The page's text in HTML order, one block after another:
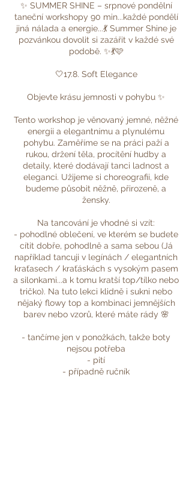
✨ SUMMER SHINE – srpnové pondělní
taneční workshopy 90 min...každé pondělí
jiná nálada a energie...💃 Summer Shine je
pozvánkou dovolit si zazářit v každé své
podobě. ✨💃🩷
🤍17.8. Soft Elegance
Objevte krásu jemnosti v pohybu ✨
Tento workshop je věnovaný jemné, něžné
energii a elegantnímu a plynulému
pohybu. Zaměříme se na práci paží a
rukou, držení těla, procítění hudby a
detaily, které dodávají tanci ladnost a
eleganci. Užijeme si choreografii, kde
budeme působit něžně, přirozeně, a
žensky.
Na tancování je vhodné si vzít:
- pohodlné oblečení, ve kterém se budete
cítit dobře, pohodlně a sama sebou (Já
například tancuji v legínách / elegantních
kraťasech / kraťáskách s vysokým pasem
a silonkami...a k tomu kratší top/tílko nebo
tričko). Na tuto lekci klidně i sukni nebo
nějaký flowy top a kombinaci jemnějších
barev nebo vzorů, které máte rády 🌸
- tančíme jen v ponožkách, takže boty
nejsou potřeba
- pití
- případně ručník